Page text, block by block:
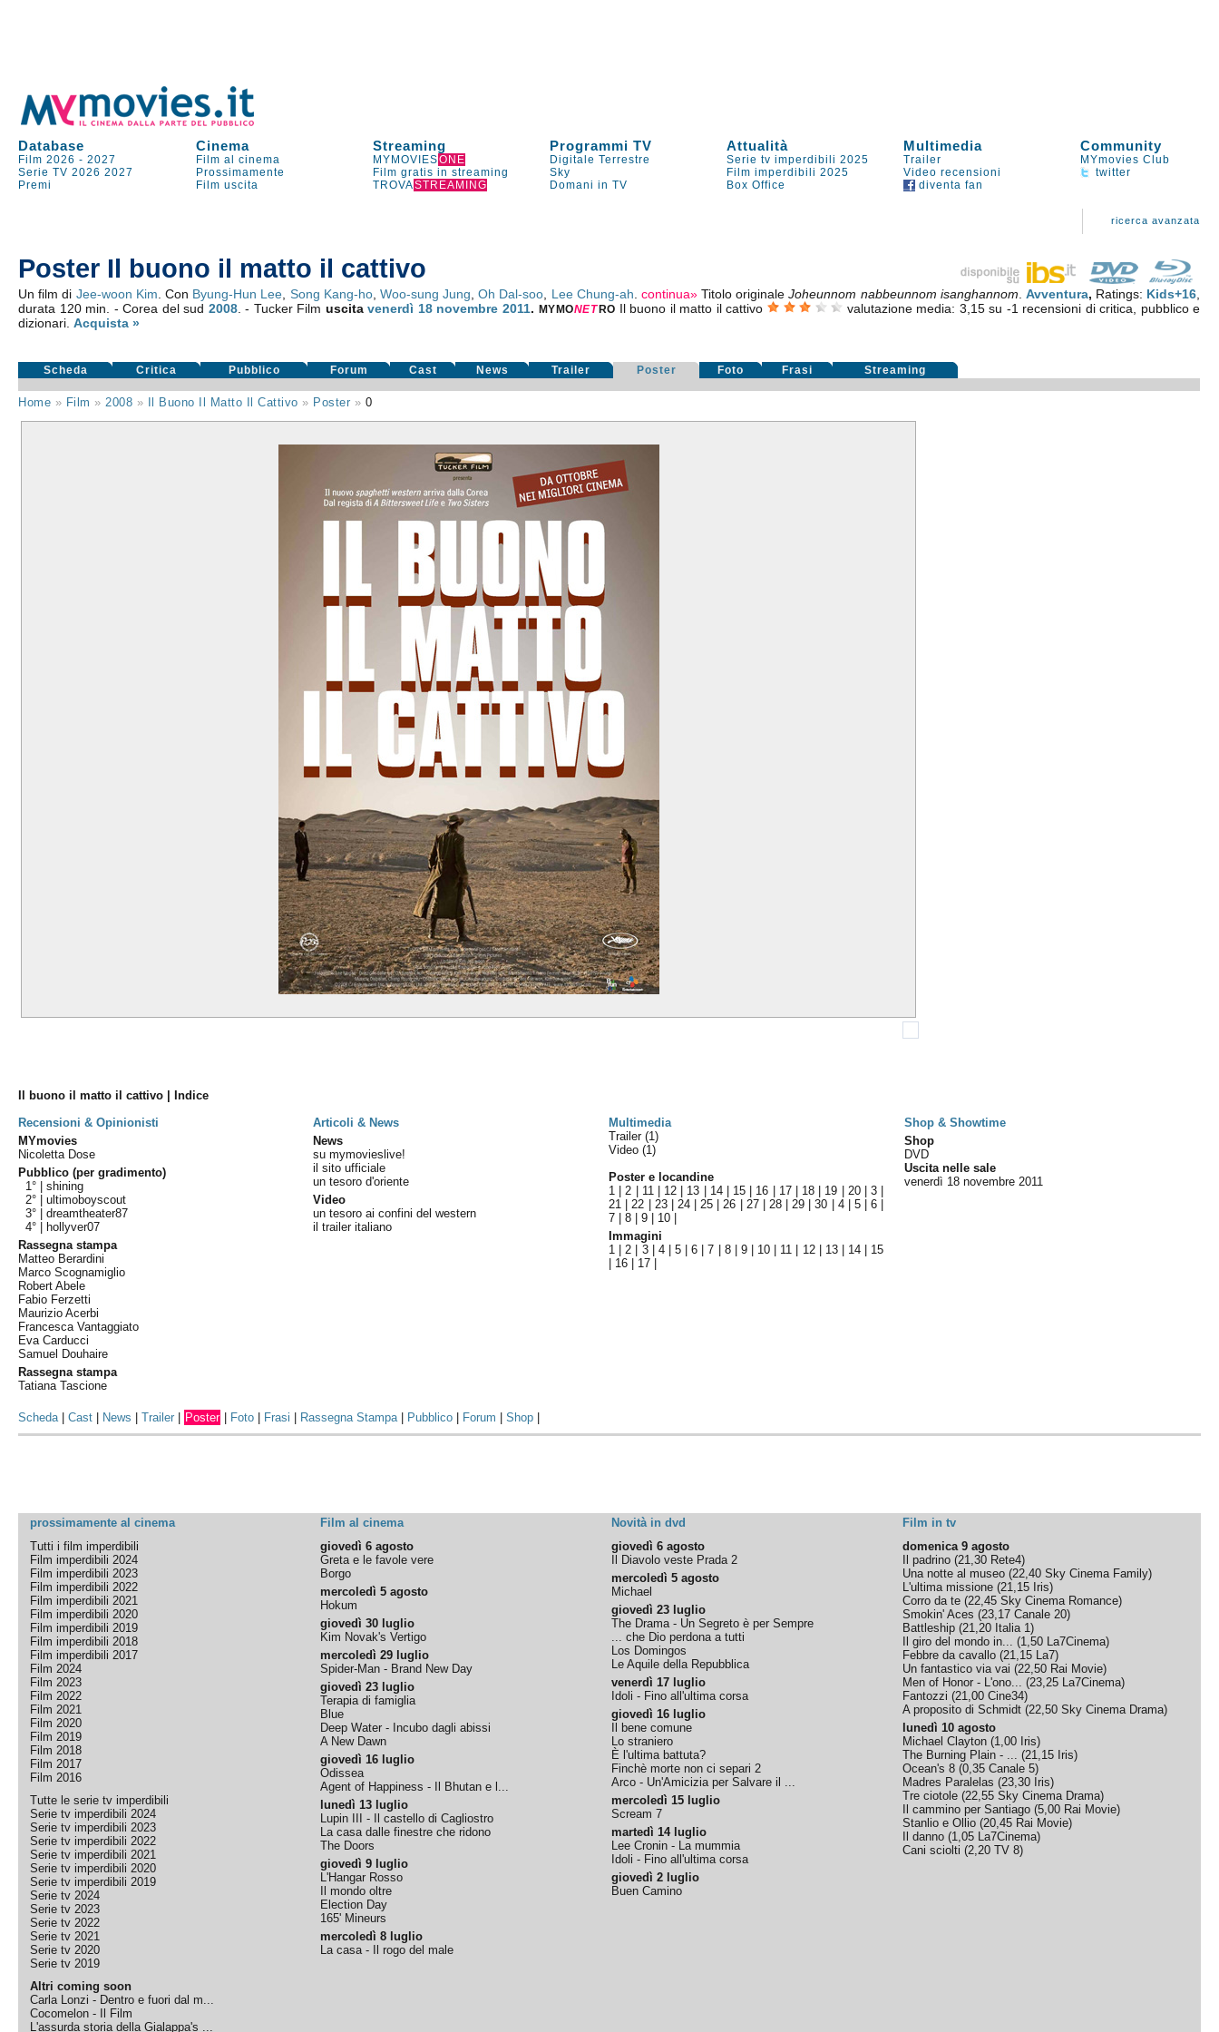
Database Cinema Streaming Programmi TV Attualità Multimedia Community
Film 2026 -2027 Film al cinema MYMOVIESONE Digitale Terrestre Serie tv imperdibili 2025 Trailer
MYmovies Club
Serie TV 2026 2027 Prossimamente Film gratis in streaming Sky Film imperdibili 2025 Video recensioni
twitter
Premi
Film uscita TROVASTREAMING Domani in TV Box Office diventa fan
ricerca avanzata
Poster Il buono il matto il cattivo
Un film di Jee-woon Kim . Con Byung-Hun Lee Song Kang-ho, Woo-sung Jung ,Oh Dal-soo Lee Chung-ah continua» Titolo originaleJoheunnom nabbeunnom isanghannom Avventura, Ratings: Kids+16
durata 120 min. - Corea del sud 2008. - Tucker Film uscitavenerdì 18 novembre 2011. MYMONET RO Il buono il matto il cattivo valutazione media: 3,15 su -1 recensioni di critica, pubblico e
dizionari.Acquista »
Scheda Critica Pubblico Forum Cast News Trailer Poster Foto Frasi Streaming
Home » Film » 2008 » Il Buono Il Matto Il Cattivo » Poster » 0
Il buono il matto il cattivo | Indice
Recensioni & Opinionisti
Articoli & News Multimedia
Shop & Showtime
MYmovies
Nicoletta Dose
Pubblico (per gradimento)
1° |shining
2° |ultimoboyscout
3° |dreamtheater87
4° |
hollyver07
Rassegna stampa
Matteo Berardini
Marco Scognamiglio
Robert Abele
Fabio Ferzetti
Maurizio Acerbi
Francesca Vantaggiato
Eva Carducci
Samuel Douhaire
Rassegna stampa
Tatiana Tascione
News
su mymovieslive!
il sito ufficiale
un tesoro d'oriente
Video
un tesoro ai confini del western
il trailer italiano
Trailer (1)
Video (1)
Poster e locandine
1 |2 11| 12 13 14| 15 16 17| 18 19 20|3
21 |22 23| 24|25 |26 27| 28|29 |30 4| 5|6
7 |8 |9 10
Immagini
1 |2 3| 4|5 |6 |7 8| 9| 10 11 12| 13| 14
15
16 17
Shop
DVD
Uscita nelle sale
venerdì 18 novembre 2011
Scheda|Cast News |Trailer Poster Foto Frasi Rassegna Stampa| Pubblico Forum |Shop
prossimamente al cinema Film al cinema Novità in dvd
Film in tv
Tutti i film imperdibili
Film imperdibili 2024
Film imperdibili 2023
Film imperdibili 2022
Film imperdibili 2021
Film imperdibili 2020
Film imperdibili 2019
Film imperdibili 2018
Film imperdibili 2017
Film 2024
Film 2023
Film 2022
Film 2021
Film 2020
Film 2019
Film 2018
Film 2017
Film 2016
Tutte le serie tv imperdibili
Serie tv imperdibili 2024
Serie tv imperdibili 2023
Serie tv imperdibili 2022
Serie tv imperdibili 2021
Serie tv imperdibili 2020
Serie tv imperdibili 2019
Serie tv 2024
Serie tv 2023
Serie tv 2022
Serie tv 2021
Serie tv 2020
Serie tv 2019
Altri coming soon
Carla Lonzi - Dentro e fuori dal m...
Cocomelon - Il Film
L'assurda storia della Gialappa's ...
giovedì 6 agosto
Greta e le favole vere
Borgo
mercoledì 5 agosto
Hokum
giovedì 30 luglio
Kim Novak's Vertigo
mercoledì 29 luglio
Spider-Man - Brand New Day
giovedì 23 luglio
Terapia di famiglia
Blue
Deep Water - Incubo dagli abissi
A New Dawn
giovedì 16 luglio
Odissea
Agent of Happiness - Il Bhutan e l...
lunedì 13 luglio
Lupin III - Il castello di Cagliostro
La casa dalle finestre che ridono
The Doors
giovedì 9 luglio
L'Hangar Rosso
Il mondo oltre
Election Day
165' Mineurs
mercoledì 8 luglio
La casa - Il rogo del male
giovedì 6 agosto
Il Diavolo veste Prada 2
mercoledì 5 agosto
Michael
giovedì 23 luglio
The Drama - Un Segreto è per Sempre
... che Dio perdona a tutti
Los Domingos
Le Aquile della Repubblica
venerdì 17 luglio
Idoli - Fino all'ultima corsa
giovedì 16 luglio
Il bene comune
Lo straniero
È l'ultima battuta?
Finchè morte non ci separi 2
Arco - Un'Amicizia per Salvare il ...
mercoledì 15 luglio
Scream 7
martedì 14 luglio
Lee Cronin - La mummia
Idoli - Fino all'ultima corsa
giovedì 2 luglio
Buen Camino
domenica 9 agosto
Il padrino (21,30 Rete4)
Una notte al museo (22,40 Sky Cinema Family)
L'ultima missione (21,15 Iris)
Corro da te (22,45 Sky Cinema Romance)
Smokin' Aces (23,17 Canale 20)
Battleship (21,20 Italia 1)
Il giro del mondo in... (1,50 La7Cinema)
Febbre da cavallo (21,15 La7)
Un fantastico via vai (22,50 Rai Movie)
Men of Honor - L'ono... (23,25 La7Cinema)
Fantozzi (21,00 Cine34)
A proposito di Schmidt (22,50 Sky Cinema Drama)
lunedì 10 agosto
Michael Clayton (1,00 Iris)
The Burning Plain - ... (21,15 Iris)
Ocean's 8 (0,35 Canale 5)
Madres Paralelas (23,30 Iris)
Tre ciotole (22,55 Sky Cinema Drama)
Il cammino per Santiago (5,00 Rai Movie)
Stanlio e Ollio (20,45 Rai Movie)
Il danno (1,05 La7Cinema)
Cani sciolti (2,20 TV 8)